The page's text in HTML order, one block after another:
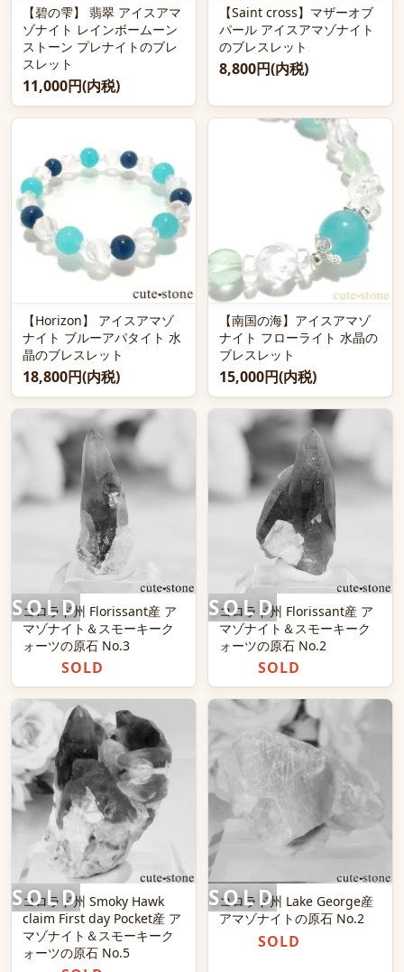
【碧の雫】 翡翠 アイスアマ
ゾナイト レインボームーン
ストーン プレナイトのブレ
スレット
11,000円(内税)
【Saint cross】マザーオブ
パール アイスアマゾナイト
のブレスレット
8,800円(内税)
【Horizon】 アイスアマゾ
ナイト ブルーアパタイト 水
晶のブレスレット
18,800円(内税)
【南国の海】アイスアマゾ
ナイト フローライト 水晶の
ブレスレット
15,000円(内税)
コロラド州 Florissant産 ア
マゾナイト＆スモーキーク
ォーツの原石 No.3
コロラド州 Florissant産 ア
マゾナイト＆スモーキーク
ォーツの原石 No.2
コロラド州 Smoky Hawk
claim First day Pocket産 ア
マゾナイト＆スモーキーク
ォーツの原石 No.5
コロラド州 Lake George産
アマゾナイトの原石 No.2